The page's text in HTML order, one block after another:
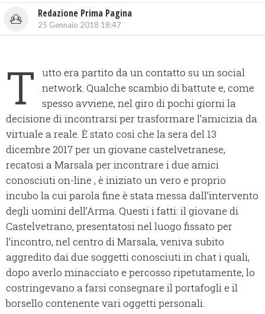
Redazione Prima Pagina
25 Gennaio 2018 18:47
T
utto era partito da un contatto su un social
network. Qualche scambio di battute e, come
spesso avviene, nel giro di pochi giorni la
decisione di incontrarsi per trasformare l’amicizia da
virtuale a reale. È stato così che la sera del 13
dicembre 2017 per un giovane castelvetranese,
recatosi a Marsala per incontrare i due amici
conosciuti on-line , è iniziato un vero e proprio
incubo la cui parola fine è stata messa dall’intervento
degli uomini dell’Arma. Questi i fatti: il giovane di
Castelvetrano, presentatosi nel luogo fissato per
l’incontro, nel centro di Marsala, veniva subito
aggredito dai due soggetti conosciuti in chat i quali,
dopo averlo minacciato e percosso ripetutamente, lo
costringevano a farsi consegnare il portafogli e il
borsello contenente vari oggetti personali.